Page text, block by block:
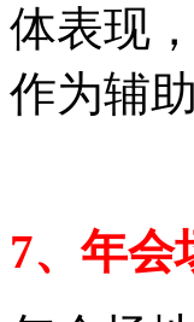
体表现
作为辅助
7、年会